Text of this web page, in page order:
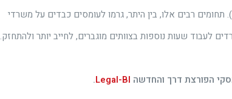
רבים אלו, בין היתר, גרמו לעומסים כבדים על משרדי
לעבוד שעות נוספות בצוותים מוגברים, לחייב יותר ולהתחזק.
Legal-BI
.